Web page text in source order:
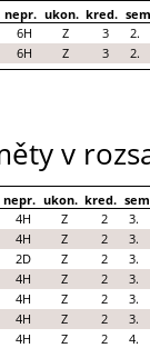
nepr. ukon. kred.
6H Z 3
2.
6H Z 3 2.
v
nepr. ukon. kred.
4H Z 2
3.
4H Z 2
3.
2D Z 2
3.
4H Z 2
3.
4H Z 2
3.
4H Z 2
3.
4H Z 2 4.